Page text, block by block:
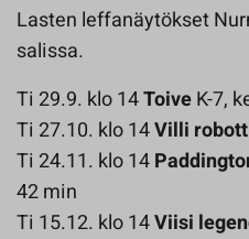
Lasten leffanäytökset
salissa.
Ti 29.9. klo 14ToiveK-7,
Ti 27.10. klo 14Villi
Ti 24.11. klo 14
42 min
Ti 15.12. klo 14Viisi